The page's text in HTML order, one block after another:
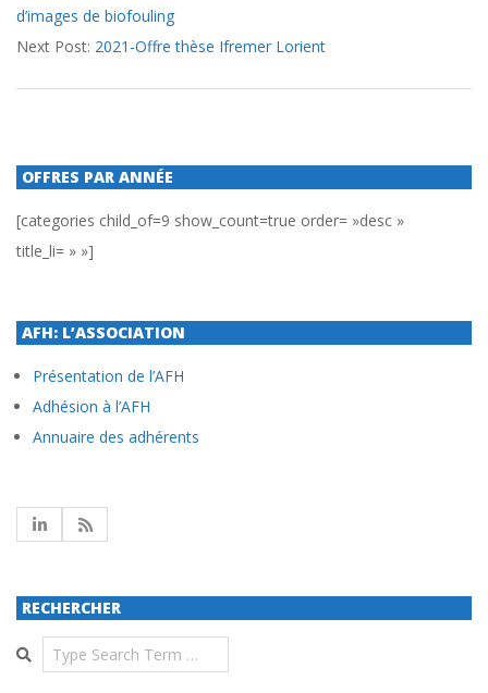
16
d’images de biofouling
Next Post: 2021-Offre thèse Ifremer Lorient
OFFRES PAR ANNÉE
[categories child_of=9 show_count=true order= »desc »
title_li= » »]
AFH: L’ASSOCIATION
Présentation de l’AFH
Adhésion à l’AFH
Annuaire des adhérents
RECHERCHER
Search